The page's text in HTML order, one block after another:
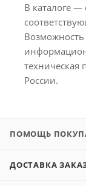
В каталоге —
техническая
России.
ПОМОЩЬ
ДОСТАВКА